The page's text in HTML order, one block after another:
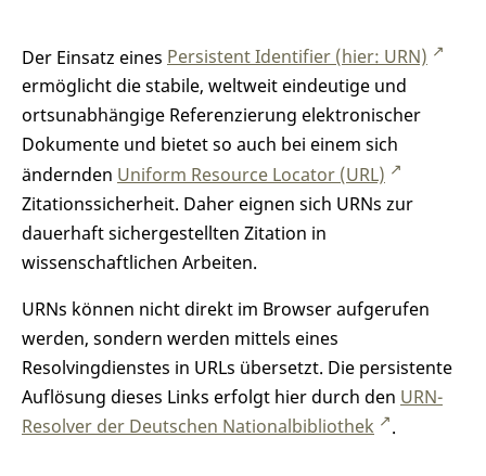
Der Einsatz eines Persistent Identifier (hier: URN)
ermöglicht die stabile, weltweit eindeutige und
ortsunabhängige Referenzierung elektronischer
Dokumente und bietet so auch bei einem sich
ändernden Uniform Resource Locator (URL)
Zitationssicherheit. Daher eignen sich URNs zur
dauerhaft sichergestellten Zitation in
wissenschaftlichen Arbeiten.
URNs können nicht direkt im Browser aufgerufen
werden, sondern werden mittels eines
Resolvingdienstes in URLs übersetzt. Die persistente
Auflösung dieses Links erfolgt hier durch den URN-
Resolver der Deutschen Nationalbibliothek
.